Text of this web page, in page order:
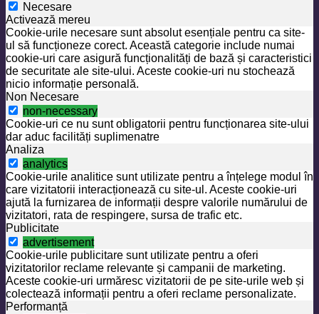
Necesare
Activează mereu
Cookie-urile necesare sunt absolut esențiale pentru ca site-
ul să funcționeze corect. Această categorie include numai
cookie-uri care asigură funcționalități de bază și caracteristici
de securitate ale site-ului. Aceste cookie-uri nu stochează
nicio informație personală.
Non Necesare
non-necessary
Cookie-uri ce nu sunt obligatorii pentru funcționarea site-ului
dar aduc facilități suplimenatre
Analiza
analytics
Cookie-urile analitice sunt utilizate pentru a înțelege modul în
care vizitatorii interacționează cu site-ul. Aceste cookie-uri
ajută la furnizarea de informații despre valorile numărului de
vizitatori, rata de respingere, sursa de trafic etc.
Publicitate
advertisement
Cookie-urile publicitare sunt utilizate pentru a oferi
vizitatorilor reclame relevante și campanii de marketing.
Aceste cookie-uri urmăresc vizitatorii de pe site-urile web și
colectează informații pentru a oferi reclame personalizate.
Performanță